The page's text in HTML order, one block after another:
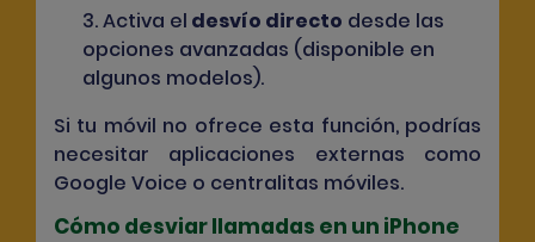
3. Activa el desvío directo desde las
opciones avanzadas (disponible en
algunos modelos).
Si tu móvil no ofrece esta función, podrías
necesitar aplicaciones externas como
Google Voice o centralitas móviles.
Cómo desviar llamadas en un iPhone